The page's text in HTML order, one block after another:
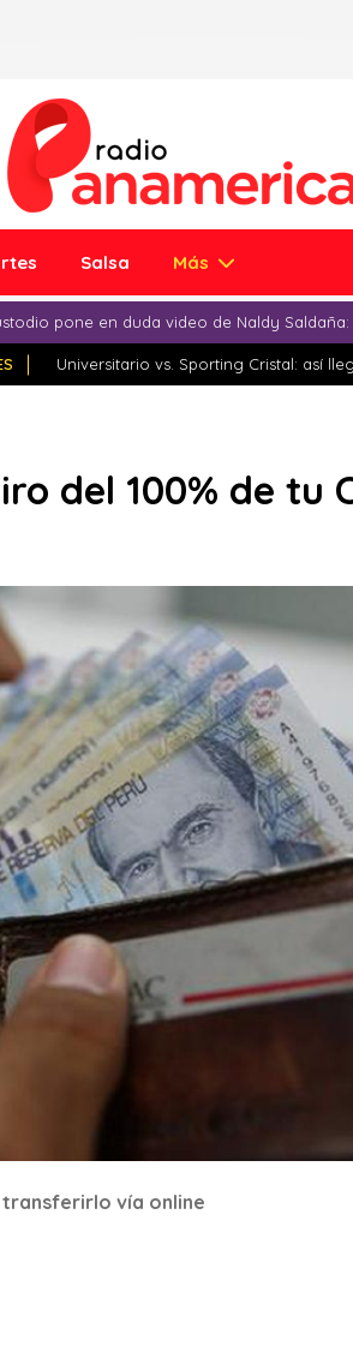
Salsa Más
pone en duda video de Naldy
Universitario vs. Sporting Cristal: así
del 100% de tu
transferirlo vía online